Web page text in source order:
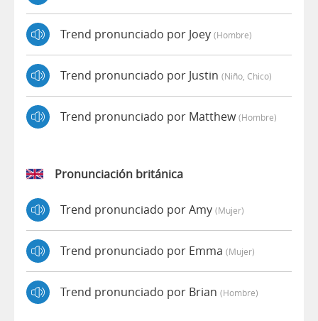
Trend pronunciado por Joey (hombre)
Trend pronunciado por Justin (niño, Chico)
Trend pronunciado por Matthew(hombre)
Pronunciación británica
Trend pronunciado por Amy (mujer)
Trend pronunciado por Emma (mujer)
Trend pronunciado por Brian (hombre)